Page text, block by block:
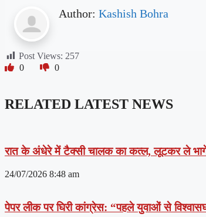
Author: Kashish Bohra
Post Views: 257
0
0
RELATED LATEST NEWS
रात के अंधेरे में टैक्सी चालक का कत्ल, लूटकर ले
24/07/2026 8:48 am
पेपर लीक पर घिरी कांग्रेस: “पहले युवाओं से